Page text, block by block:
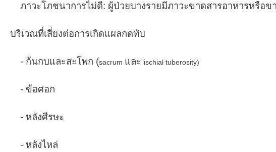
ภาวะโภชนาการไม่ดี: ผู้ป่วยบางรายมีภาวะขาดสารอาหารหรื
บริเวณที่เสี่ยงต่อการเกิดแผลกดทับ
- ก้นกบและสะโพก (sacrum และ ischial tuberosity)
- ข้อศอก
- หลังศีรษะ
- หลังไหล่